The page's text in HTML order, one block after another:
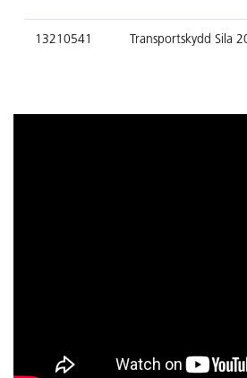
13210541 Transportskydd Sila